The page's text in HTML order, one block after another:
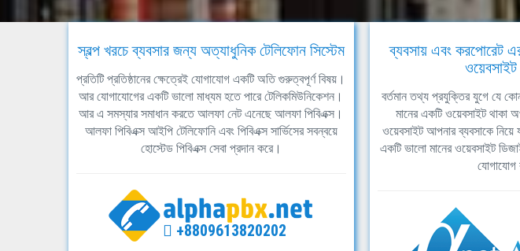
স্বল্প খরচে ব্যবসার জন্য অত্যাধুনিক টেলিফোন সিস্টেম
প্রতিটি প্রতিষ্ঠানের ক্ষেত্রেই যোগাযোগ একটি অতি গুরুত্বপূর্ণ বিষয়।
আর যোগাযোগের একটি ভালো মাধ্যম হতে পারে টেলিকমিউনিকেশন।
আর এ সমস্যার সমাধান করতে আলফা নেট এনেছে আলফা পিবিএক্স।
আলফা পিবিএক্স আইপি টেলিফোনি এবং পিবিএক্স সার্ভিসের সবন্বয়ে
হোস্টেড পিবিএক্স সেবা প্রদান করে।
+8809613820202
ব্যবসায় এবং করপোরেট
বর্তমান তথ্য প্রযুক্তির যুগে যে
মানের একটি ওয়েবসাইট থাকা
ওয়েবসাইট আপনার ব্যবসাকে
একটি ভালো মানের ওয়েবসাইট